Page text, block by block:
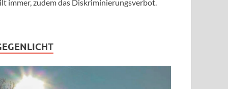
immer, zudem das Diskriminierungsverbot.